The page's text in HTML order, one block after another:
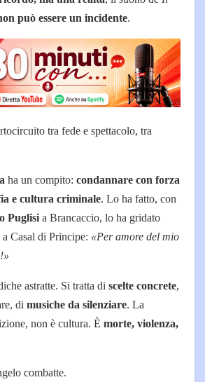
può essere un incidente.
tra fede e spettacolo, tra
ha un compito: condannare con forza
e cultura criminale. Lo ha fatto, con
Puglisi a Brancaccio, lo ha gridato
a Casal di Principe: «Per amore del mio
astratte. Si tratta di scelte concrete,
di musiche da silenziare. La
non è cultura. È morte, violenza,
combatte.